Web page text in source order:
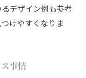
デザイン例も参考
けやすくなりま
事情